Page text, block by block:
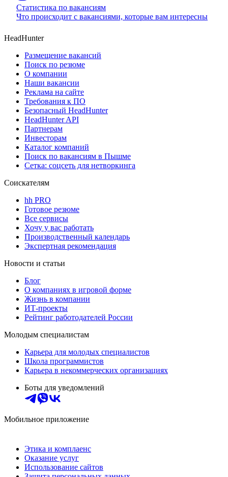
Статистика по вакансиям
Что происходит с вакансиями, которые вам интересны
HeadHunter
Размещение вакансий
Поиск по резюме
О компании
Наши вакансии
Реклама на сайте
Требования к ПО
Безопасный HeadHunter
HeadHunter API
Партнерам
Инвесторам
Каталог компаний
Поиск по вакансиям в Пышме
Сетка: соцсеть для нетворкинга
Соискателям
hh PRO
Готовое резюме
Все сервисы
Хочу у вас работать
Производственный календарь
Экспертная рекомендация
Новости и статьи
Блог
О компаниях в игровой форме
Жизнь в компании
ИТ-проекты
Рейтинг работодателей России
Молодым специалистам
Карьера для молодых специалистов
Школа программистов
Карьера в некоммерческих организациях
Боты для уведомлений
Мобильное приложение
Этика и комплаенс
Оказание услуг
Использование сайтов